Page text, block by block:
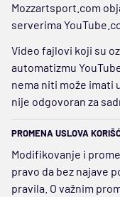
Mozzartsport.com
serverima
Video fajlovi koji su
automatizmu
nema niti može imati
nije odgovoran za
PROMENA USLOVA
Modifikovanje i
pravo da bez najave
pravila. O važnim